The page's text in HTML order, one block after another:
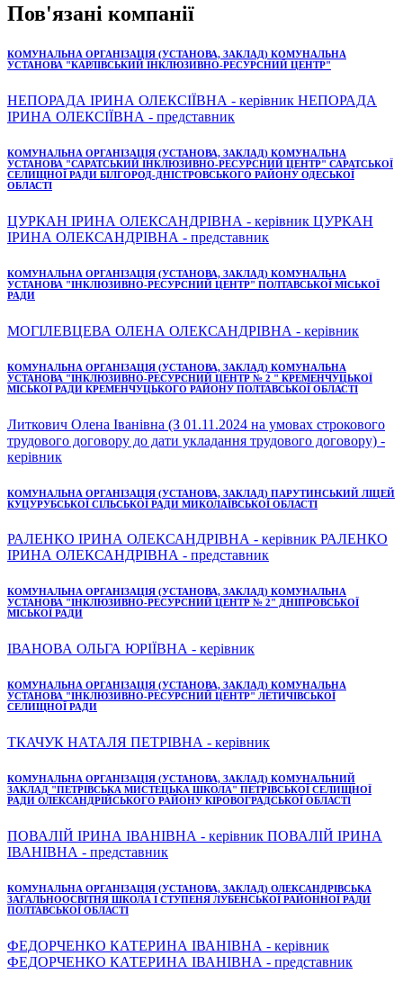
Пов'язані компанії
КОМУНАЛЬНА ОРГАНІЗАЦІЯ (УСТАНОВА, ЗАКЛАД) КОМУНАЛЬНА
УСТАНОВА "КАРЛІВСЬКИЙ ІНКЛЮЗИВНО-РЕСУРСНИЙ ЦЕНТР"
НЕПОРАДА ІРИНА ОЛЕКСІЇВНА - керівник НЕПОРАДА
ІРИНА ОЛЕКСІЇВНА - представник
КОМУНАЛЬНА ОРГАНІЗАЦІЯ (УСТАНОВА, ЗАКЛАД) КОМУНАЛЬНА
УСТАНОВА "САРАТСЬКИЙ ІНКЛЮЗИВНО-РЕСУРСНИЙ ЦЕНТР" САРАТСЬКОЇ
СЕЛИЩНОЇ РАДИ БІЛГОРОД-ДНІСТРОВСЬКОГО РАЙОНУ ОДЕСЬКОЇ
ОБЛАСТІ
ЦУРКАН ІРИНА ОЛЕКСАНДРІВНА - керівник ЦУРКАН
ІРИНА ОЛЕКСАНДРІВНА - представник
КОМУНАЛЬНА ОРГАНІЗАЦІЯ (УСТАНОВА, ЗАКЛАД) КОМУНАЛЬНА
УСТАНОВА "ІНКЛЮЗИВНО-РЕСУРСНИЙ ЦЕНТР" ПОЛТАВСЬКОЇ МІСЬКОЇ
РАДИ
МОГІЛЕВЦЕВА ОЛЕНА ОЛЕКСАНДРІВНА - керівник
КОМУНАЛЬНА ОРГАНІЗАЦІЯ (УСТАНОВА, ЗАКЛАД) КОМУНАЛЬНА
УСТАНОВА "ІНКЛЮЗИВНО-РЕСУРСНИЙ ЦЕНТР № 2 " КРЕМЕНЧУЦЬКОЇ
МІСЬКОЇ РАДИ КРЕМЕНЧУЦЬКОГО РАЙОНУ ПОЛТАВСЬКОЇ ОБЛАСТІ
Литкович Олена Іванівна (З 01.11.2024 на умовах строкового
трудового договору до дати укладання трудового договору) -
керівник
КОМУНАЛЬНА ОРГАНІЗАЦІЯ (УСТАНОВА, ЗАКЛАД) ПАРУТИНСЬКИЙ ЛІЦЕЙ
КУЦУРУБСЬКОЇ СІЛЬСЬКОЇ РАДИ МИКОЛАЇВСЬКОЇ ОБЛАСТІ
РАЛЕНКО ІРИНА ОЛЕКСАНДРІВНА - керівник РАЛЕНКО
ІРИНА ОЛЕКСАНДРІВНА - представник
КОМУНАЛЬНА ОРГАНІЗАЦІЯ (УСТАНОВА, ЗАКЛАД) КОМУНАЛЬНА
УСТАНОВА "ІНКЛЮЗИВНО-РЕСУРСНИЙ ЦЕНТР № 2" ДНІПРОВСЬКОЇ
МІСЬКОЇ РАДИ
ІВАНОВА ОЛЬГА ЮРІЇВНА - керівник
КОМУНАЛЬНА ОРГАНІЗАЦІЯ (УСТАНОВА, ЗАКЛАД) КОМУНАЛЬНА
УСТАНОВА "ІНКЛЮЗИВНО-РЕСУРСНИЙ ЦЕНТР" ЛЕТИЧІВСЬКОЇ
СЕЛИЩНОЇ РАДИ
ТКАЧУК НАТАЛЯ ПЕТРІВНА - керівник
КОМУНАЛЬНА ОРГАНІЗАЦІЯ (УСТАНОВА, ЗАКЛАД) КОМУНАЛЬНИЙ
ЗАКЛАД "ПЕТРІВСЬКА МИСТЕЦЬКА ШКОЛА" ПЕТРІВСЬКОЇ СЕЛИЩНОЇ
РАДИ ОЛЕКСАНДРІЙСЬКОГО РАЙОНУ КІРОВОГРАДСЬКОЇ ОБЛАСТІ
ПОВАЛІЙ ІРИНА ІВАНІВНА - керівник ПОВАЛІЙ ІРИНА
ІВАНІВНА - представник
КОМУНАЛЬНА ОРГАНІЗАЦІЯ (УСТАНОВА, ЗАКЛАД) ОЛЕКСАНДРІВСЬКА
ЗАГАЛЬНООСВІТНЯ ШКОЛА I СТУПЕНЯ ЛУБЕНСЬКОЇ РАЙОННОЇ РАДИ
ПОЛТАВСЬКОЇ ОБЛАСТІ
ФЕДОРЧЕНКО КАТЕРИНА ІВАНІВНА - керівник
ФЕДОРЧЕНКО КАТЕРИНА ІВАНІВНА - представник